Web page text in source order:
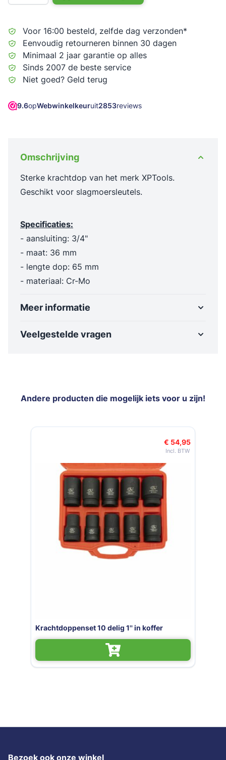
Voor 16:00 besteld, zelfde dag verzonden*
Eenvoudig retourneren binnen 30 dagen
Minimaal 2 jaar garantie op alles
Sinds 2007 de beste service
Niet goed? Geld terug
9.6opWebwinkelkeuruit2853reviews
Omschrijving
Sterke krachtdop van het merk XPTools.
Geschikt voor slagmoersleutels.
Specificaties:
- aansluiting: 3/4"
- maat: 36 mm
- lengte dop: 65 mm
- materiaal: Cr-Mo
Meer informatie
Veelgestelde vragen
Andere producten die mogelijk iets voor u zijn!
Navigeren door de elementen van de carrousel is mogelijk met
Druk om carrousel over te slaan
€ 54,95
Krachtdoppenset 10 delig 1'' in koffer
Bezoek ook onze winkel